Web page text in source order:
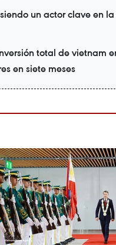
un actor clave en
total de vietnam
en siete meses